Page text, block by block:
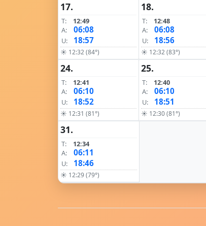
17.
T:
12:49
A:
06:08
U: 18:57
☀ 12:32 (84°)
18.
T:
12:48
A:
06:08
U: 18:56
☀ 12:32 (83°)
24.
T:
12:41
A:
06:10
U: 18:52
☀ 12:31 (81°)
25.
T:
12:40
A:
06:10
U: 18:51
☀ 12:30 (81°)
31.
T:
12:34
A:
06:11
U: 18:46
☀ 12:29 (79°)